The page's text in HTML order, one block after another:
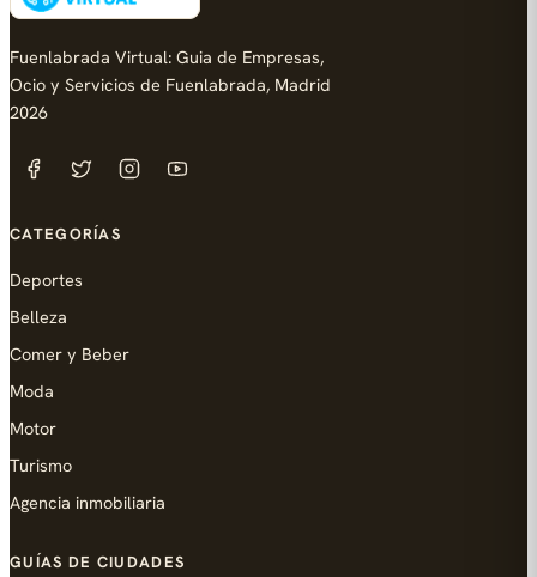
Fuenlabrada Virtual: Guia de Empresas,
Ocio y Servicios de Fuenlabrada, Madrid
2026
CATEGORÍAS
Deportes
Belleza
Comer y Beber
Moda
Motor
Turismo
Agencia inmobiliaria
GUÍAS DE CIUDADES